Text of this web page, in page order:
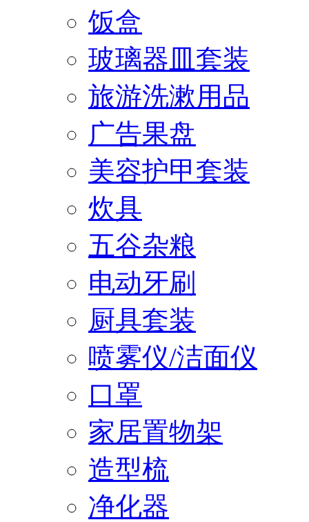
饭盒
玻璃器皿套装
旅游洗漱用品
广告果盘
美容护甲套装
炊具
五谷杂粮
电动牙刷
厨具套装
喷雾仪/洁面仪
口罩
家居置物架
造型梳
净化器